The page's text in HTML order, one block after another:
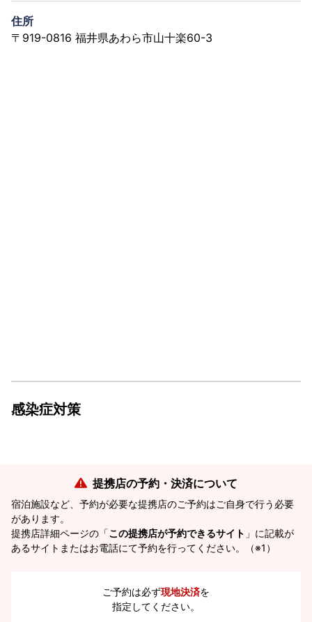
住所
〒919-0816 福井県あわら市山十楽60-3
感染症対策
提携店の予約・決済について
宿泊施設など、予約が必要な提携店のご予約はご自身で行う必要
があります。
提携店詳細ページの「この提携店が予約できるサイト 」に記載が
あるサイトまたはお電話にて予約を行ってください。（※1）
ご予約は必ず現地決済を
指定してください。